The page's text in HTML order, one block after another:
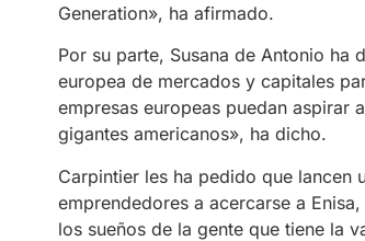
Generation», ha afirmado.
Por su parte, Susana de Antonio ha
europea de mercados y capitales
empresas europeas puedan aspirar
gigantes americanos», ha dicho.
Carpintier les ha pedido que lancen
emprendedores a acercarse a
los sueños de la gente que tiene la